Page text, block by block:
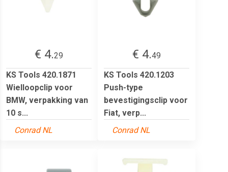
€ 4.29
KS Tools 420.1871
Wielloopclip voor
BMW, verpakking van
10 s...
Conrad NL
€ 4.49
KS Tools 420.1203
Push-type
bevestigingsclip voor
Fiat, verp...
Conrad NL